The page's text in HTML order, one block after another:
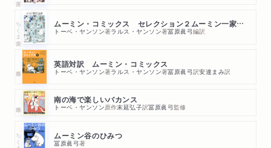
ちくま文庫 ムーミン・コミックス セレクション２ムーミン一家のふしぎな旅
トーベ・ヤンソン著ラルス・ヤンソン著冨原眞弓編訳
英語対訳 ムーミン・コミックス
トーベ・ヤンソン著ラルス・ヤンソン著冨原眞弓訳安達まみ訳
南の海で楽しいバカンス
トーベ・ヤンソン原作末延弘子訳冨原眞弓監修
ちくま文庫 ムーミン谷のひみつ
冨原眞弓著